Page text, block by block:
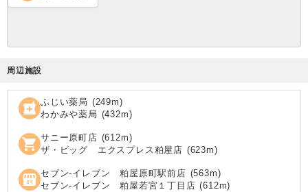
周辺施設
local_pharmacy ふじい薬局 (249m)
わかみや薬局 (432m)
shopping_cart サニー原町店 (612m)
ザ・ビッグ エクスプレス粕屋店 (623m)
local_convenience_store セブン‐イレブン 粕屋原町駅前店 (563m)
セブン‐イレブン 粕屋若宮１丁目店 (612m)